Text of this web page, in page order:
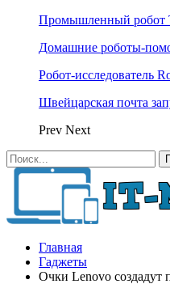
Промышленный робот
Домашние роботы-
Робот-исследователь
Швейцарская почта
Prev Next
Главная
Гаджеты
Очки Lenovo создадут